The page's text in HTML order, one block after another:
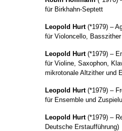
für Birkhahn-Septett
Leopold Hurt(*1979) –
für Violoncello,
Leopold Hurt(*1979) –
für Violine, Saxophon,
mikrotonale Altzither und
Leopold Hurt(*1979) –
für Ensemble und
Leopold Hurt (*1979) –
Deutsche Erstaufführung)